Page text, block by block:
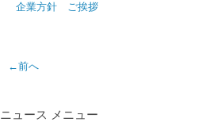
企業方針 ご挨拶
←前へ
ニュース メニュー